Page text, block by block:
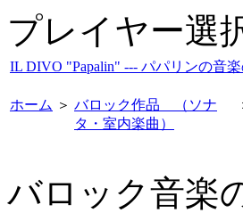
プレイヤー選
IL DIVO "Papalin" --- パパリンの音
ホーム ＞ バロック作品 （ソナ
タ・室内楽曲）
バロック音楽